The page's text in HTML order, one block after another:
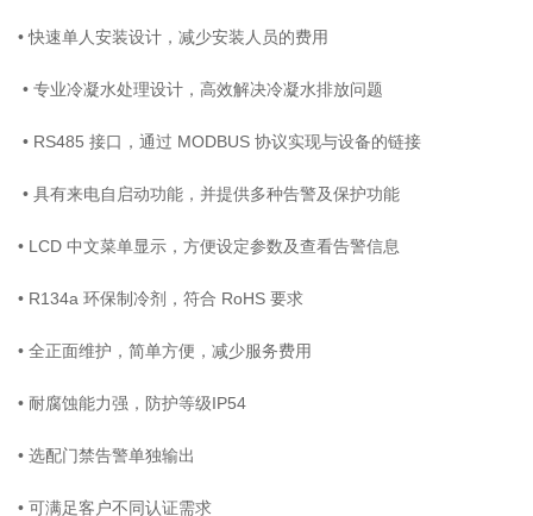
• 快速单人安装设计，减少安装人员的费用
• 专业冷凝水处理设计，高效解决冷凝水排放问题
• RS485 接口，通过 MODBUS 协议实现与设备的链接
• 具有来电自启动功能，并提供多种告警及保护功能
• LCD 中文菜单显示，方便设定参数及查看告警信息
• R134a 环保制冷剂，符合 RoHS 要求
• 全正面维护，简单方便，减少服务费用
• 耐腐蚀能力强，防护等级IP54
• 选配门禁告警单独输出
• 可满足客户不同认证需求